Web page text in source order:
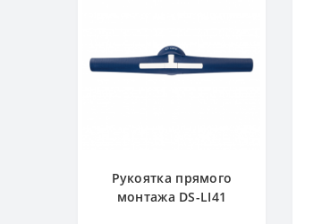
Рукоятка прямого
монтажа DS-LI41